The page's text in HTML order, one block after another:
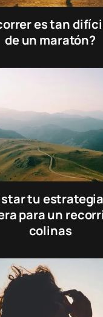
es tan
de un maratón?
tu
para un
colinas